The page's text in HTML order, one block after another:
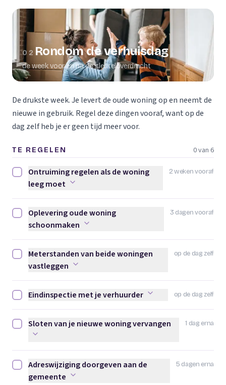
02 Rondom de verhuisdag
de week voor en na de sleuteloverdracht
De drukste week. Je levert de oude woning op en neemt de
nieuwe in gebruik. Regel deze dingen vooraf, want op de
dag zelf heb je er geen tijd meer voor.
TE REGELEN 0 van 6
2 weken vooraf
Ontruiming regelen als de woning leeg moet afvinken
Ontruiming regelen als de woning
leeg moet
3 dagen vooraf
Oplevering oude woning schoonmaken afvinken
Oplevering oude woning
schoonmaken
op de dag zelf
Meterstanden van beide woningen vastleggen afvinken
Meterstanden van beide woningen
vastleggen
op de dag zelf
Eindinspectie met je verhuurder afvinken
Eindinspectie met je verhuurder
1 dag erna
Sloten van je nieuwe woning vervangen afvinken
Sloten van je nieuwe woning vervangen
5 dagen erna
Adreswijziging doorgeven aan de gemeente afvinken
Adreswijziging doorgeven aan de
gemeente